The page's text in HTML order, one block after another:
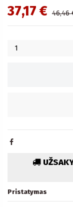
37,17 € 46,46
Pristatymas